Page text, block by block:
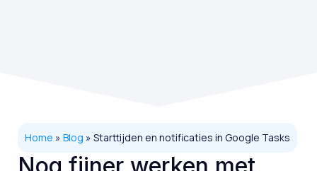
Home » Blog » Starttijden en notificaties in Google Tasks